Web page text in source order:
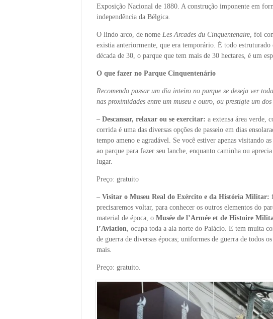
Exposição Nacional de 1880. A construção imponente em
independência da Bélgica.
O lindo arco, de nome Les Arcades du Cinquentenaire , foi
existia anteriormente, que era temporário. É todo
década de 30, o parque que tem mais de 30 hectares, é um
O que fazer no Parque Cinquentenário
Recomendo passar um dia inteiro no parque se deseja ver
nas proximidades entre um museu e outro, ou prestigie um
– Descansar, relaxar ou se exercitar: a extensa área verde,
corrida é uma das diversas opções de passeio em dias
tempo ameno e agradável. Se você estiver apenas visitando
ao parque para fazer seu lanche, enquanto caminha ou
lugar.
Preço: gratuito
– Visitar o Museu Real do Exército e da História Militar:
precisaremos voltar, para conhecer os outros elementos do
material de época, o Musée de l’Armée et de Histoire
l’Aviation , ocupa toda a ala norte do Palácio. E tem muita
de guerra de diversas épocas; uniformes de guerra de todos
mais.
Preço: gratuito.